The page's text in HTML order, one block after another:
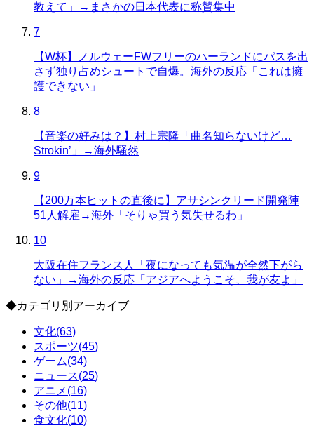
教えて」→まさかの日本代表に称賛集中
7
【W杯】ノルウェーFWフリーのハーランドにパスを出
さず独り占めシュートで自爆。海外の反応「これは擁
護できない」
8
【音楽の好みは？】村上宗隆「曲名知らないけど…
Strokin’」→海外騒然
9
【200万本ヒットの直後に】アサシンクリード開発陣
51人解雇→海外「そりゃ買う気失せるわ」
10
大阪在住フランス人「夜になっても気温が全然下がら
ない」→海外の反応「アジアへようこそ、我が友よ」
◆カテゴリ別アーカイブ
文化(63)
スポーツ(45)
ゲーム(34)
ニュース(25)
アニメ (16)
その他(11)
食文化(10)